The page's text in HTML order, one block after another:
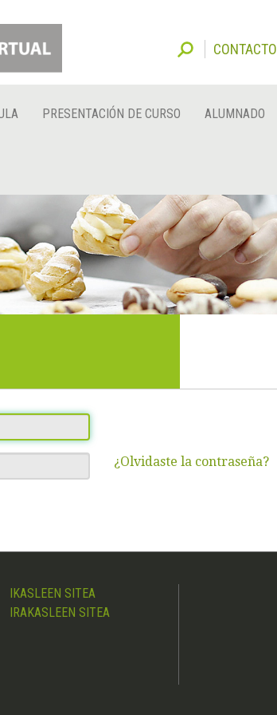
CONTACTO
PRESENTACIÓN DE CURSO ALUMNADO
¿Olvidaste la contraseña?
IKASLEEN SITEA
IRAKASLEEN SITEA